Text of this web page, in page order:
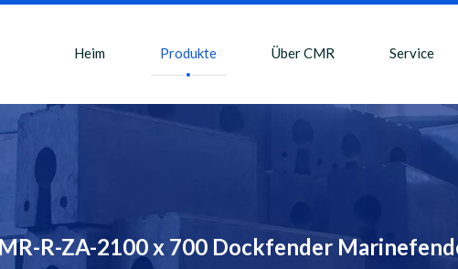
Heim Produkte Über CMR Service
R-ZA-2100 x 700 Dockfender